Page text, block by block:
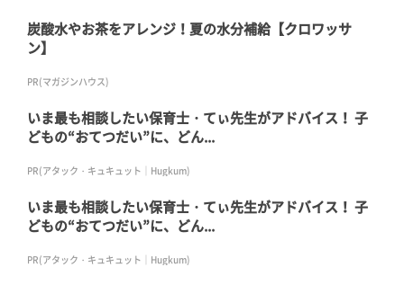
炭酸水やお茶をアレンジ！夏の水分補給【クロワッサ
ン】
PR(マガジンハウス)
いま最も相談したい保育士・てぃ先生がアドバイス！ 子
どもの“おてつだい”に、どん...
PR(アタック・キュキュット｜Hugkum)
いま最も相談したい保育士・てぃ先生がアドバイス！ 子
どもの“おてつだい”に、どん...
PR(アタック・キュキュット｜Hugkum)